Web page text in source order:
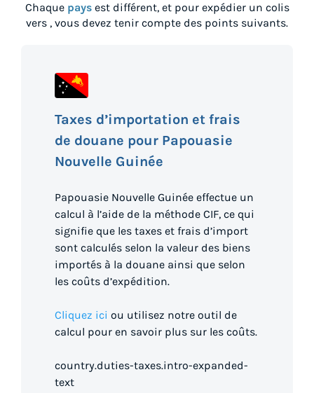
Chaque paysest différent, et pour expédier un colis
vers , vous devez tenir compte des points suivants.
Taxes d’importation et frais
de douane pour Papouasie
Nouvelle Guinée
Papouasie Nouvelle Guinée effectue un
calcul à l’aide de la méthode CIF, ce qui
signifie que les taxes et frais d’import
sont calculés selon la valeur des biens
importés à la douane ainsi que selon
les coûts d’expédition.
Cliquez ici ou utilisez notre outil de
calcul pour en savoir plus sur les coûts.
country.duties-taxes.intro-expanded-
text